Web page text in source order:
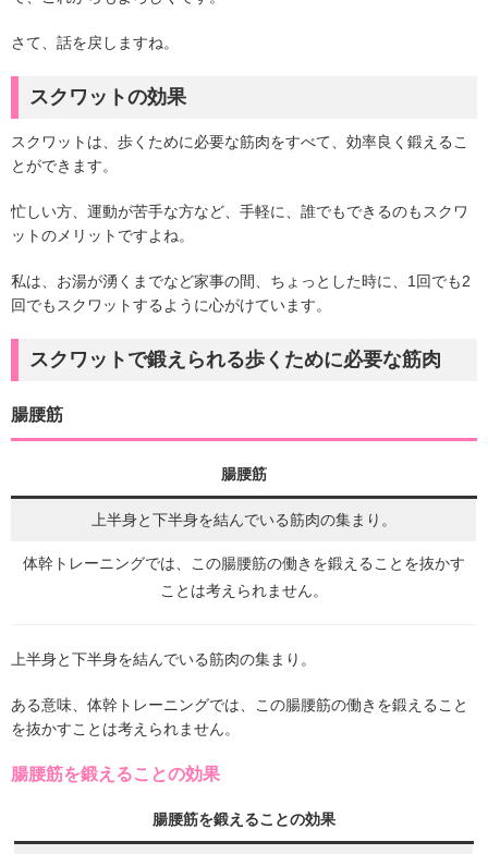
さて、話を戻しますね。
スクワットの効果
スクワットは、歩くために必要な筋肉をすべて、効率良く鍛えるこ
とができます。
忙しい方、運動が苦手な方など、手軽に、誰でもできるのもスクワ
ットのメリットですよね。
私は、お湯が湧くまでなど家事の間、ちょっとした時に、1回でも2
回でもスクワットするように心がけています。
スクワットで鍛えられる歩くために必要な筋肉
腸腰筋
腸腰筋
上半身と下半身を結んでいる筋肉の集まり。
体幹トレーニングでは、この腸腰筋の働きを鍛えることを抜かす
ことは考えられません。
上半身と下半身を結んでいる筋肉の集まり。
ある意味、体幹トレーニングでは、この腸腰筋の働きを鍛えること
を抜かすことは考えられません。
腸腰筋を鍛えることの効果
腸腰筋を鍛えることの効果